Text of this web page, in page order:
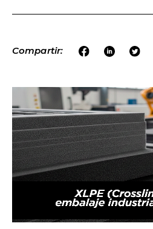
Compartir: